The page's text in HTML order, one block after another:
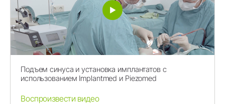
Подъем синуса и установка имплантатов с
использованием Implantmed и Piezomed
Воспроизвести видео